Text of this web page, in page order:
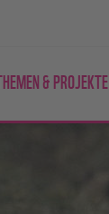
& PROJEKTE